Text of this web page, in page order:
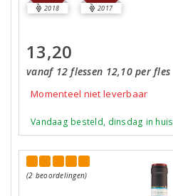
2018 2017
13,20
vanaf 12 flessen 12,10 per fles
Momenteel niet leverbaar
Vandaag besteld, dinsdag in huis
(2 beoordelingen)